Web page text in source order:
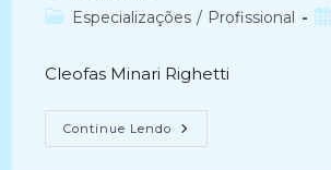
do
Categoria
Especializações / Profissional
Cleofas Minari Righetti
Continue Lendo CATÁLOGO
DO